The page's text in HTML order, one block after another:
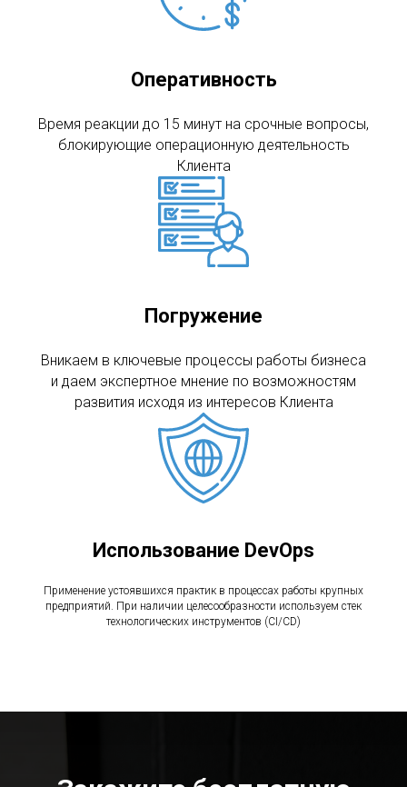
Оперативность
Время реакции до 15 минут на срочные вопросы,
блокирующие операционную деятельность
Клиента
Погружение
Вникаем в ключевые процессы работы бизнеса
и даем экспертное мнение по возможностям
развития исходя из интересов Клиента
Использование DevOps
Применение устоявшихся практик в процессах работы крупных
предприятий. При наличии целесообразности используем стек
технологических инструментов (CI/CD)